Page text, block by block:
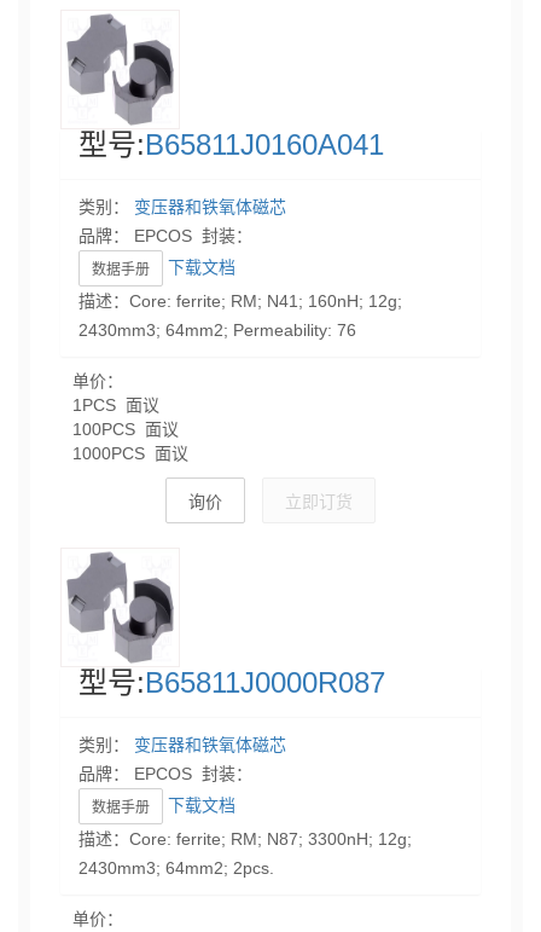
型号:B65811J0160A041
类别： 变压器和铁氧体磁芯
品牌： EPCOS 封装：
数据手册
下载文档
描述：Core: ferrite; RM; N41; 160nH; 12g;
2430mm3; 64mm2; Permeability: 76
单价：
1PCS 面议
100PCS 面议
1000PCS 面议
询价 立即订货
型号:B65811J0000R087
类别： 变压器和铁氧体磁芯
品牌： EPCOS 封装：
数据手册
下载文档
描述：Core: ferrite; RM; N87; 3300nH; 12g;
2430mm3; 64mm2; 2pcs.
单价：